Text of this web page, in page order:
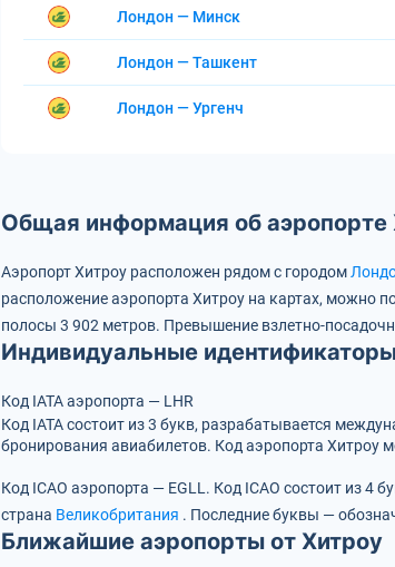
Лондон — Минск
Лондон — Ташкент
Лондон — Ургенч
Общая информация об аэропорте
Аэропорт Хитроу расположен рядом с городом
расположение аэропорта Хитроу на картах, можно
полосы 3 902 метров. Превышение взлетно-
Индивидуальные
Код IATA аэропорта — LHR
Код IATA состоит из 3 букв, разрабатывается
бронирования авиабилетов. Код аэропорта Хитроу
Код ICAO аэропорта — EGLL. Код ICAO состоит из 4
страна Великобритания . Последние буквы —
Ближайшие аэропорты от Хитроу